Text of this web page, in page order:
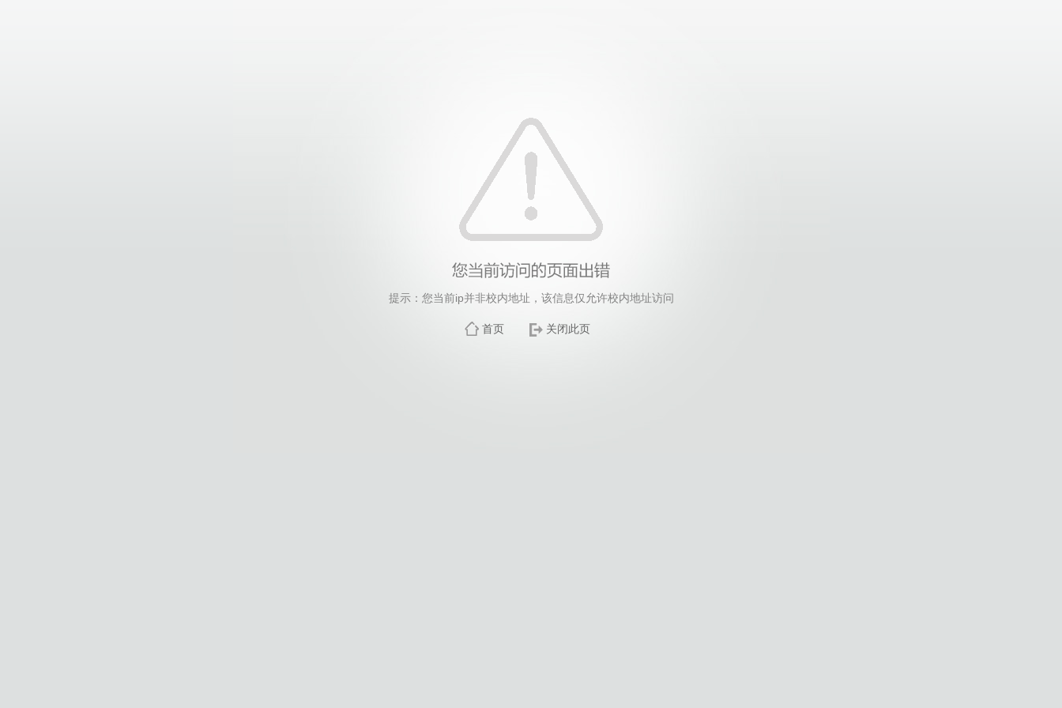
提示：您当前ip并非校内地址，该信息仅允许校内地址访问
首页 关闭此页